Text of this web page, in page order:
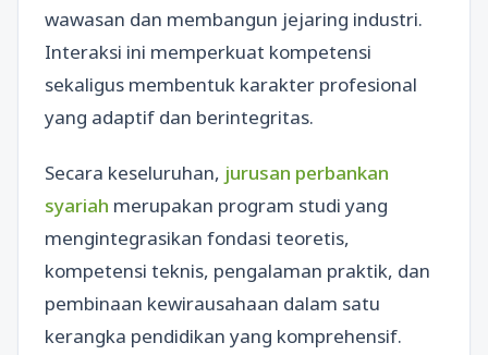
wawasan dan membangun jejaring industri.
Interaksi ini memperkuat kompetensi
sekaligus membentuk karakter profesional
yang adaptif dan berintegritas.
Secara keseluruhan, jurusan perbankan
syariah merupakan program studi yang
mengintegrasikan fondasi teoretis,
kompetensi teknis, pengalaman praktik, dan
pembinaan kewirausahaan dalam satu
kerangka pendidikan yang komprehensif.